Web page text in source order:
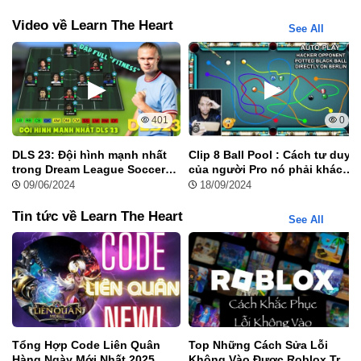
Cách Cài Đặt Và Sử Dụng Learn The Heart Apk
Tại Sao Bạn Không Nên Bỏ Lỡ Tựa Game Learn
The Heart Này?
Nếu bạn còn đang phân vân, đây là những lý do khiến Learn The
Heart trở thành cái tên phải có trên điện thoại của bạn:
Sự giải trí nhẹ nhàng:Game mang đến cảm giác thư giãn,
bình yên, tách biệt khỏi những lo toan hằng ngày.
Đồ họa mãn nhãn:Phong cách nghệ thuật 2D tinh tế, tạo
Video về Learn The Heart See All
401
DLS 23: Đội hình mạnh nhất
trong Dream League Soccer
202309/06/2024
0
Clip 8 Ball Pool : Cách tư duy
của người Pro nó phải khác
biệt18/09/2024
Tin tức về Learn The Heart See All
Tổng Hợp Code Liên Quân
Top Những Cách Sửa Lỗi